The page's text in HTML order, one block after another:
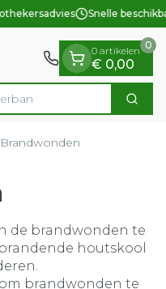
Snelle
Zoek
0 artikelen
€ 0,00
0
Brandwonden
de brandwonden te
houtskool
brandwonden te